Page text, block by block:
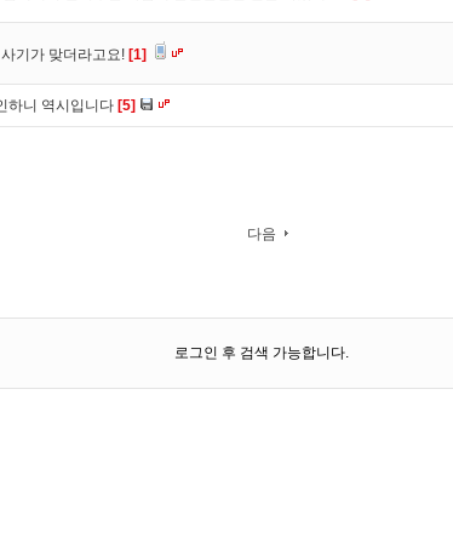
기가 맞더라고요! [1]
하니 역시입니다 [5]
다음
로그인 후 검색 가능합니다.